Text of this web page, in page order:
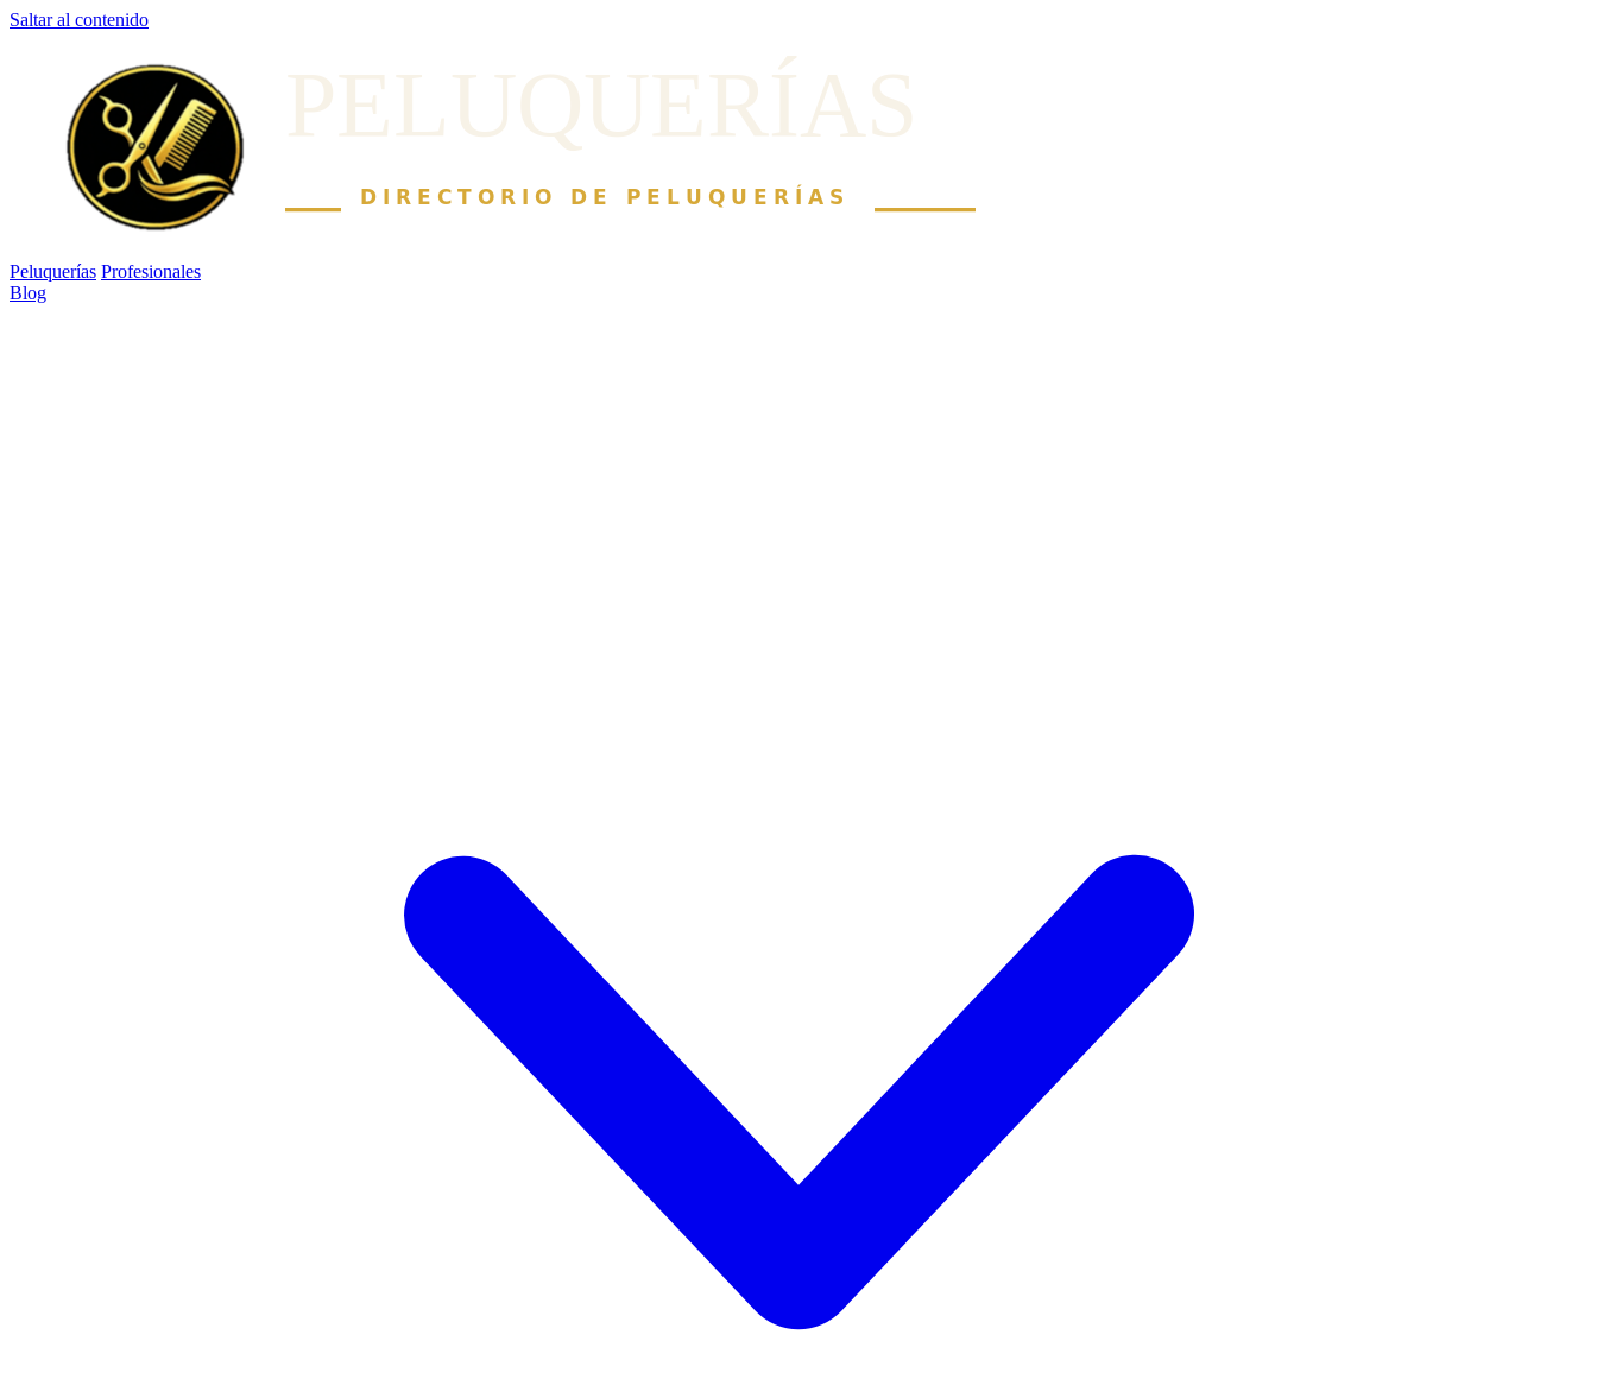
Saltar al contenido
Peluquerías Profesionales
Blog